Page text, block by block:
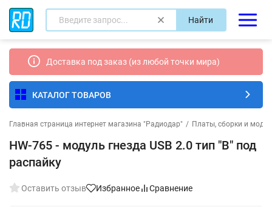
Найти
Доставка под заказ (из любой точки мира)
КАТАЛОГ ТОВАРОВ
Главная страница интернет магазина "Радиодар" / Платы, сборки и
HW-765 - модуль гнезда USB 2.0 тип "B" под
распайку
Оставить отзыв Избранное Сравнение